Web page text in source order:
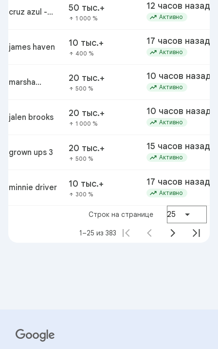
cruz azul -
50 тыс.+
arrow_upward 1 000 %
12 часов назад
trending_up Активно
james haven 10 тыс.+
arrow_upward 400 %
17 часов назад
trending_up Активно
marsha
20 тыс.+
arrow_upward 500 %
10 часов назад
trending_up Активно
jalen brooks 20 тыс.+
arrow_upward 1 000 %
10 часов назад
trending_up Активно
grown ups 3 20 тыс.+
arrow_upward 500 %
15 часов назад
trending_up Активно
minnie driver 10 тыс.+
arrow_upward 300 %
17 часов назад
trending_up Активно
Строк на странице 25
1–25 из 383